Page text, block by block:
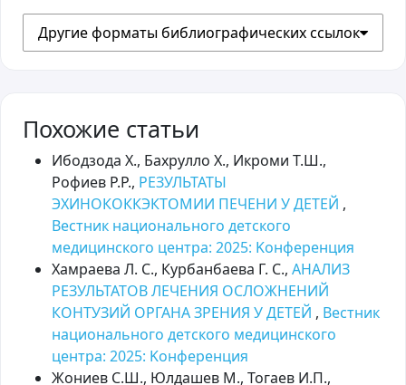
Другие форматы библиографических ссылок
Похожие статьи
Ибодзода Х., Бахрулло Х., Икроми Т.Ш.,
Рофиев Р.Р., РЕЗУЛЬТАТЫ
ЭХИНОКОККЭКТОМИИ ПЕЧЕНИ У ДЕТЕЙ ,
Вестник национального детского
медицинского центра: 2025: Kонференция
Хамраева Л. С., Курбанбаева Г. С., АНАЛИЗ
РЕЗУЛЬТАТОВ ЛЕЧЕНИЯ ОСЛОЖНЕНИЙ
КОНТУЗИЙ ОРГАНА ЗРЕНИЯ У ДЕТЕЙ , Вестник
национального детского медицинского
центра: 2025: Kонференция
Жониев С.Ш., Юлдашев М., Тогаев И.П.,